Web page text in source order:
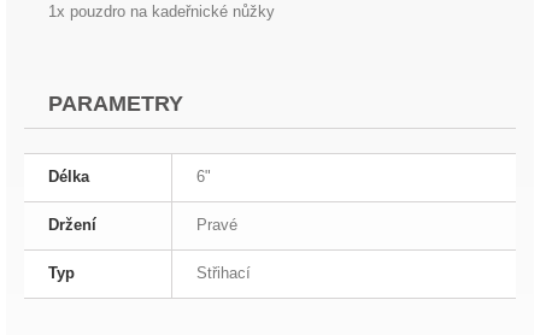
1x pouzdro na kadeřnické nůžky
PARAMETRY
Délka 6"
Držení Pravé
Typ Střihací